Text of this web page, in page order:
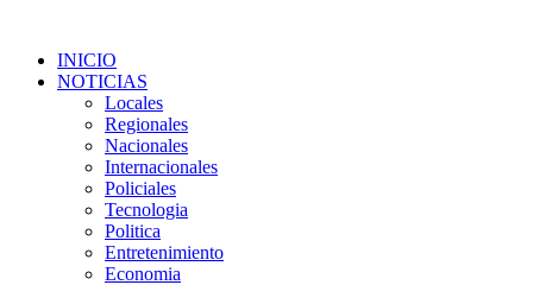
INICIO
NOTICIAS
Locales
Regionales
Nacionales
Internacionales
Policiales
Tecnologia
Politica
Entretenimiento
Economia